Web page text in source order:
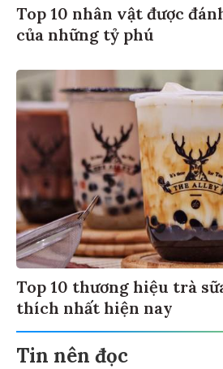
Top 10 nhân vật được
của những tỷ phú
Top 10 thương hiệu trà
thích nhất hiện nay
Tin nên đọc